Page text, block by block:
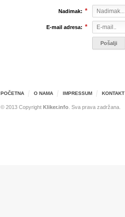
Nadimak: *
E-mail adresa: *
POČETNA O NAMA IMPRESSUM KONTAKT
© 2013 Copyright Kliker.info . Sva prava zadržana.